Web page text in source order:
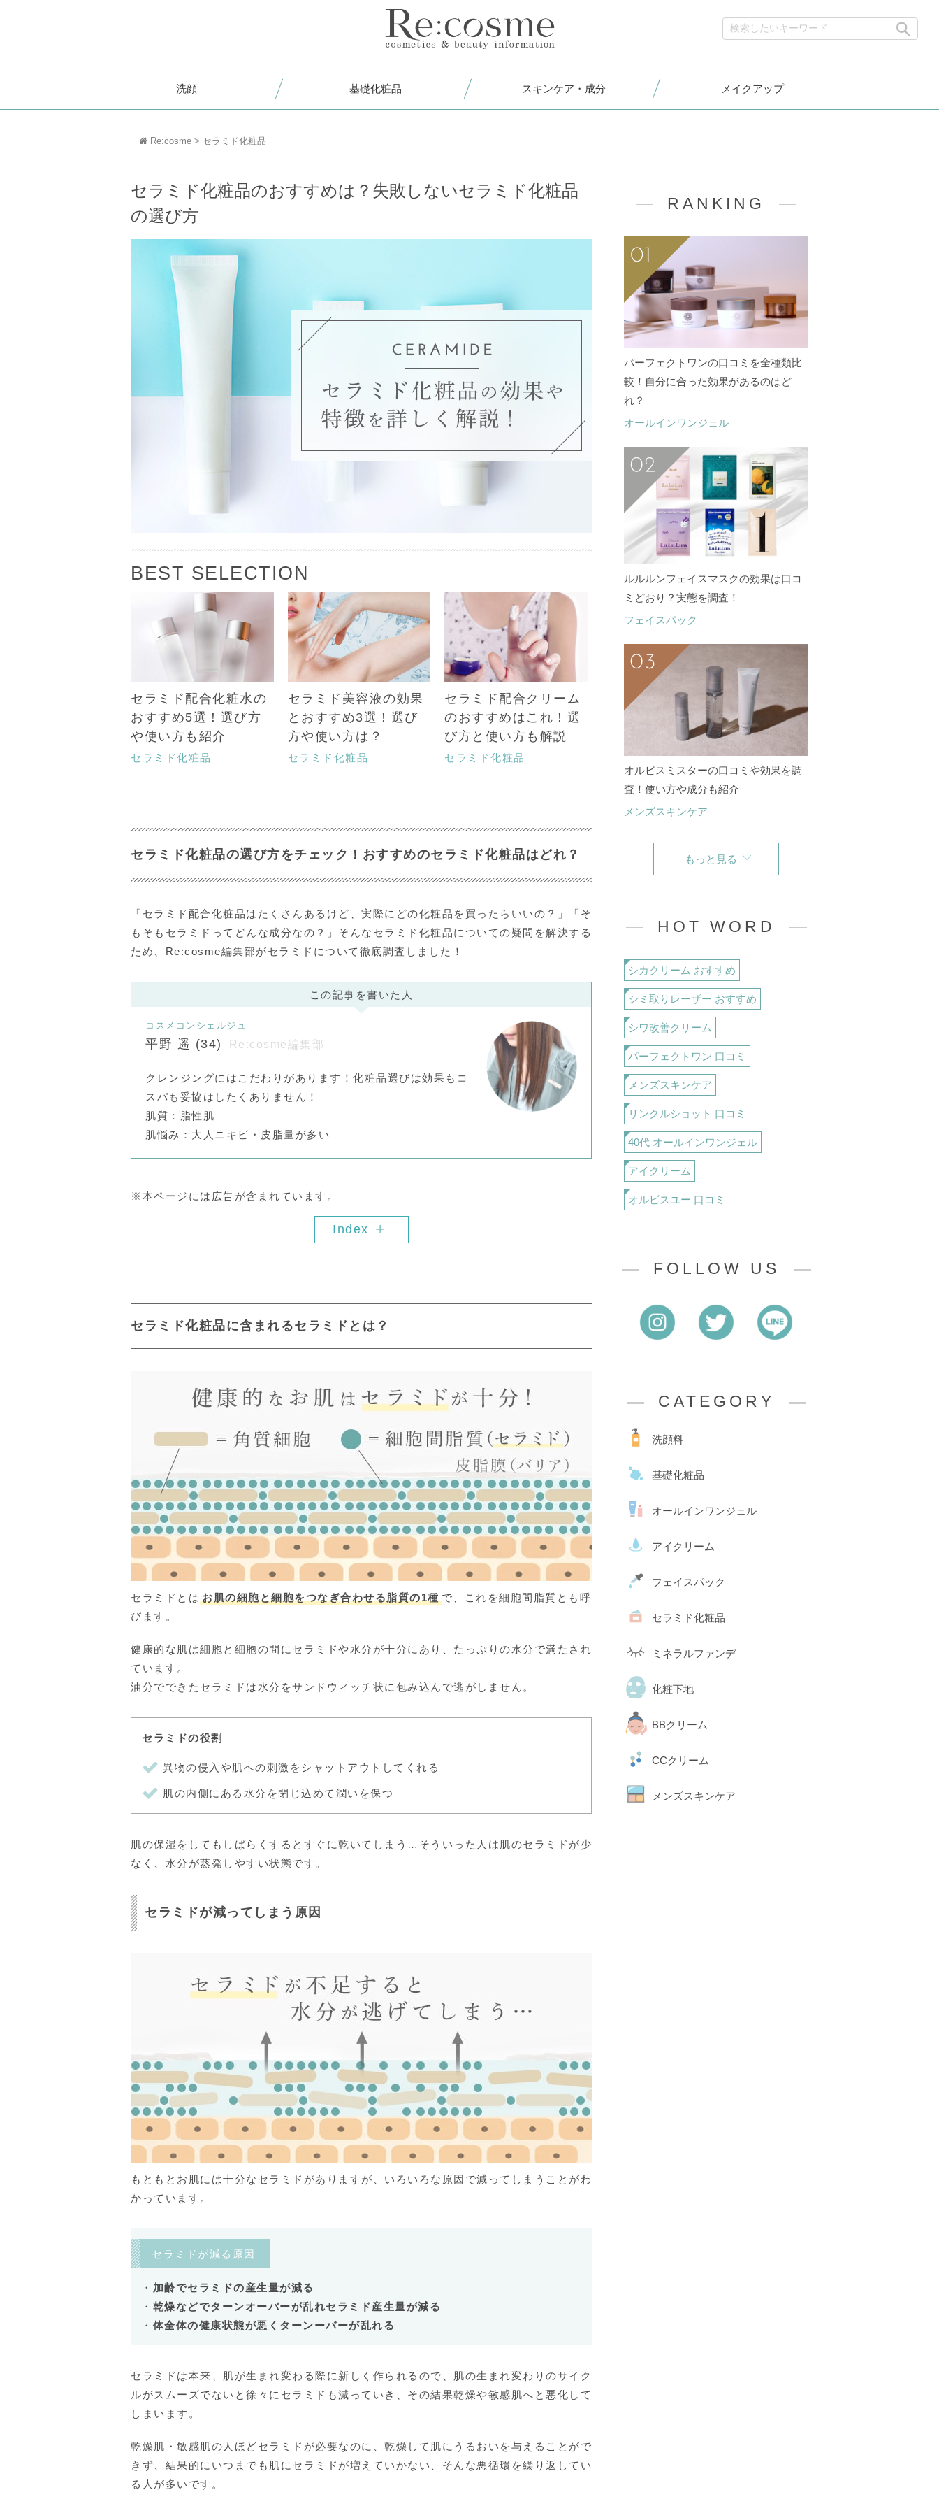
洗顔 基礎化粧品 スキンケア・成分 メイクアップ
Re:cosme > セラミド化粧品
セラミド化粧品のおすすめは？失敗しないセラミド化粧品
の選び方
BEST SELECTION
セラミド配合化粧水の
おすすめ5選！選び方
や使い方も紹介
セラミド化粧品
セラミド美容液の効果
とおすすめ3選！選び
方や使い方は？
セラミド化粧品
セラミド配合クリーム
のおすすめはこれ！選
び方と使い方も解説
セラミド化粧品
セラミド化粧品の選び方をチェック！おすすめのセラミド化粧品はどれ？
「セラミド配合化粧品はたくさんあるけど、実際にどの化粧品を買ったらいいの？」「そ
もそもセラミドってどんな成分なの？」そんなセラミド化粧品についての疑問を解決する
ため、Re:cosme編集部がセラミドについて徹底調査しました！
この記事を書いた人
コスメコンシェルジュ
平野 遥 (34) Re:cosme編集部
クレンジングにはこだわりがあります！化粧品選びは効果もコ
スパも妥協はしたくありません！
肌質：脂性肌
肌悩み：大人ニキビ・皮脂量が多い
※本ページには広告が含まれています。
Index
セラミド化粧品に含まれるセラミドとは？
セラミドとは お肌の細胞と細胞をつなぎ合わせる脂質の1種 で、これを細胞間脂質とも呼
びます。
健康的な肌は細胞と細胞の間にセラミドや水分が十分にあり、たっぷりの水分で満たされ
ています。
油分でできたセラミドは水分をサンドウィッチ状に包み込んで逃がしません。
セラミドの役割
異物の侵入や肌への刺激をシャットアウトしてくれる
肌の内側にある水分を閉じ込めて潤いを保つ
肌の保湿をしてもしばらくするとすぐに乾いてしまう…そういった人は肌のセラミドが少
なく、水分が蒸発しやすい状態です。
セラミドが減ってしまう原因
もともとお肌には十分なセラミドがありますが、いろいろな原因で減ってしまうことがわ
かっています。
セラミドが減る原因
加齢でセラミドの産生量が減る
乾燥などでターンオーバーが乱れセラミド産生量が減る
体全体の健康状態が悪くターンーバーが乱れる
セラミドは本来、肌が生まれ変わる際に新しく作られるので、肌の生まれ変わりのサイク
ルがスムーズでないと徐々にセラミドも減っていき、その結果乾燥や敏感肌へと悪化して
しまいます。
乾燥肌・敏感肌の人ほどセラミドが必要なのに、乾燥して肌にうるおいを与えることがで
きず、結果的にいつまでも肌にセラミドが増えていかない、そんな悪循環を繰り返してい
る人が多いです。
RANKING
パーフェクトワンの口コミを全種類比
較！自分に合った効果があるのはど
れ？
オールインワンジェル
ルルルンフェイスマスクの効果は口コ
ミどおり？実態を調査！
フェイスパック
オルビスミスターの口コミや効果を調
査！使い方や成分も紹介
メンズスキンケア
もっと見る
HOT WORD
シカクリーム おすすめ
シミ取りレーザー おすすめ
シワ改善クリーム
パーフェクトワン 口コミ
メンズスキンケア
リンクルショット 口コミ
40代 オールインワンジェル
アイクリーム
オルビスユー 口コミ
FOLLOW US
CATEGORY
洗顔料
基礎化粧品
オールインワンジェル
アイクリーム
フェイスパック
セラミド化粧品
ミネラルファンデ
化粧下地
BBクリーム
CCクリーム
メンズスキンケア